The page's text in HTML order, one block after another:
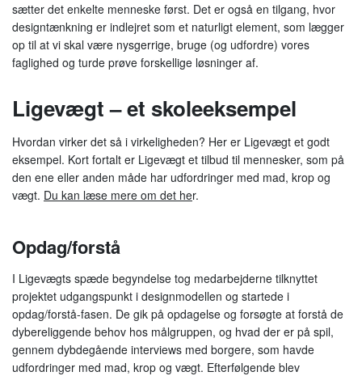
sætter det enkelte menneske først. Det er også en tilgang, hvor
designtænkning er indlejret som et naturligt element, som lægger
op til at vi skal være nysgerrige, bruge (og udfordre) vores
faglighed og turde prøve forskellige løsninger af.
Ligevægt – et skoleeksempel
Hvordan virker det så i virkeligheden? Her er Ligevægt et godt
eksempel. Kort fortalt er Ligevægt et tilbud til mennesker, som på
den ene eller anden måde har udfordringer med mad, krop og
vægt. Du kan læse mere om det her.
Opdag/forstå
I Ligevægts spæde begyndelse tog medarbejderne tilknyttet
projektet udgangspunkt i designmodellen og startede i
opdag/forstå-fasen. De gik på opdagelse og forsøgte at forstå de
dybereliggende behov hos målgruppen, og hvad der er på spil,
gennem dybdegående interviews med borgere, som havde
udfordringer med mad, krop og vægt. Efterfølgende blev